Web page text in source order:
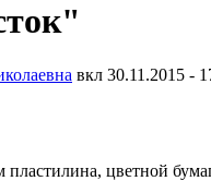
вкл 30.11.2015 -
пластилина, цветной